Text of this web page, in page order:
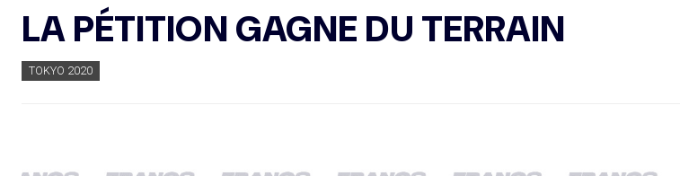
LA PÉTITION GAGNE DU TERRAIN
TOKYO 2020